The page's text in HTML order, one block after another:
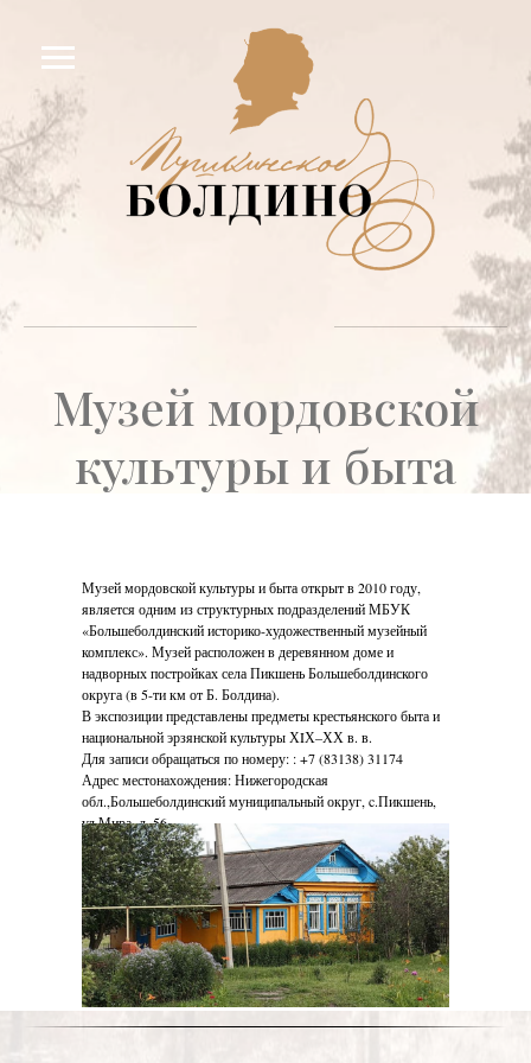
Музей мордовской
культуры и быта
Музей мордовской культуры и быта открыт в 2010 году,
является одним из структурных подразделений МБУК
«Большеболдинский историко-художественный музейный
комплекс». Музей расположен в деревянном доме и
надворных постройках села Пикшень Большеболдинского
округа (в 5-ти км от Б. Болдина).
В экспозиции представлены предметы крестьянского быта и
национальной эрзянской культуры ХIХ–ХХ в. в.
Для записи обращаться по номеру: : +7 (83138) 31174
Адрес местонахождения: Нижегородская
обл.,Большеболдинский муниципальный округ, c.Пикшень,
ул.Мира, д. 56
https://bbimk.nnov.muzkult.ru/rul_3_2/
https://vk.com/club224271477